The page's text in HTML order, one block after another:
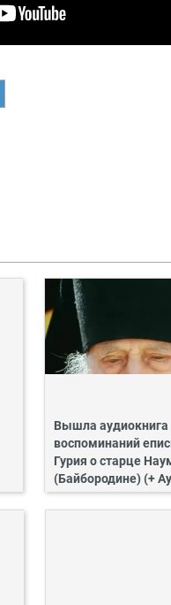
Вышла аудиокнига
воспоминаний
Гурия о старце
(Байбородине) (+